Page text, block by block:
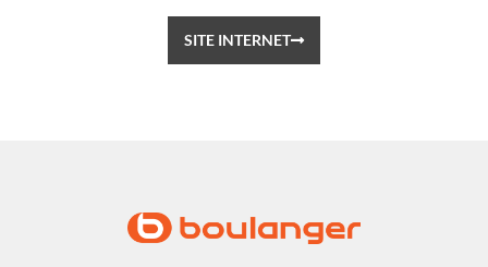
SITE INTERNET